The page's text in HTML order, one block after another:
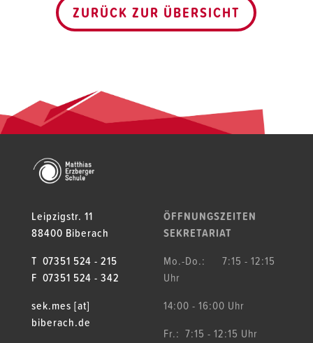
ZURÜCK ZUR ÜBERSICHT
Leipzigstr. 11
88400 Biberach
T 07351 524 - 215
F 07351 524 - 342
sek.mes [at]
biberach.de
ÖFFNUNGSZEITEN
SEKRETARIAT
Mo.-Do.: 7:15 - 12:15
Uhr
14:00 - 16:00 Uhr
Fr.: 7:15 - 12:15 Uhr